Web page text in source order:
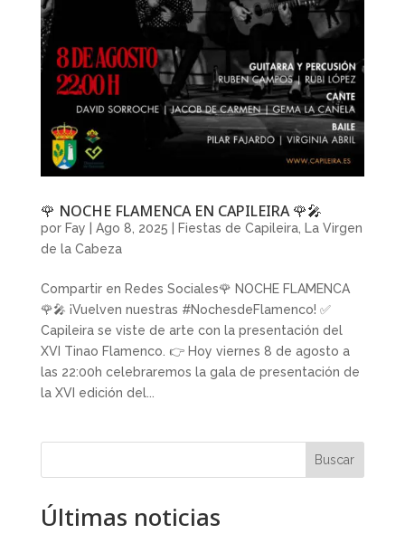
🌹 NOCHE FLAMENCA EN CAPILEIRA 🌹🎤
por Fay Ago 8, 2025 Fiestas de Capileira, La Virgen
de la Cabeza
Compartir en Redes Sociales🌹 NOCHE FLAMENCA
🌹🎤 ¡Vuelven nuestras #NochesdeFlamenco! ✅
Capileira se viste de arte con la presentación del
XVI Tinao Flamenco. 👉 Hoy viernes 8 de agosto a
las 22:00h celebraremos la gala de presentación de
la XVI edición del...
Buscar
Últimas noticias